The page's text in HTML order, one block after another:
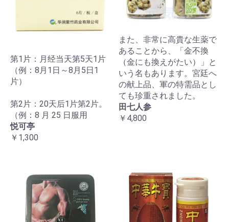
第1片：月经当天第5天1片
（例：8月1日～8月5日1
片）
第2片：20天后1片第2片。
（例：8 月 25 日服用
悦可亭
￥1,300
また、非常に高貴な生薬で
あることから、「金不換
（金にも換えがたい）」と
いう名もあります。宮廷へ
の献上品、軍の特需品とし
ても珍重されました。
田七人参
￥4,800